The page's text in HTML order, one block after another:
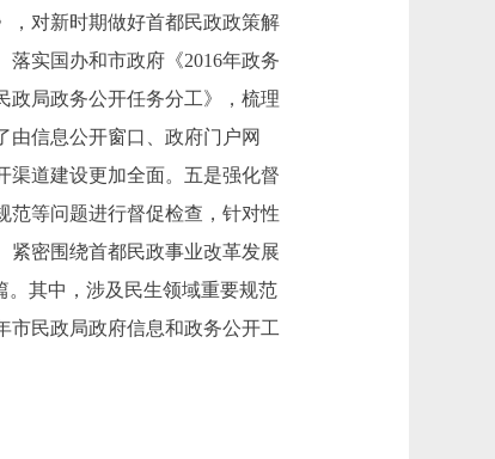
，对新时期做好首都民政政策解
实国办和市政府《2016年政务
政局政务公开任务分工》，梳理
由信息公开窗口、政府门户网
渠道建设更加全面。五是强化督
范等问题进行督促检查，针对性
紧密围绕首都民政事业改革发展
。其中，涉及民生领域重要规范
市民政局政府信息和政务公开工